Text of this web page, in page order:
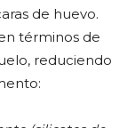
de huevo.
términos de
reduciendo